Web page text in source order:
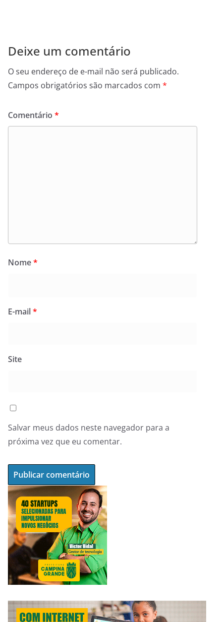
Deixe um comentário
O seu endereço de e-mail não será publicado.
Campos obrigatórios são marcados com *
Comentário *
Nome*
E-mail*
Site
Salvar meus dados neste navegador para a
próxima vez que eu comentar.